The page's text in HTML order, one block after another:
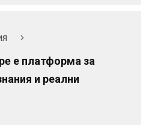
е платформа за
и реални